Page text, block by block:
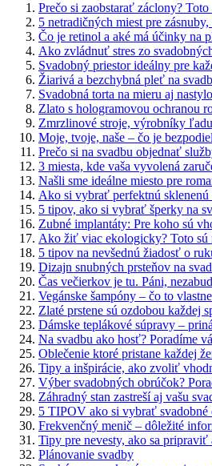
Prečo si zaobstarať záclony?
5 netradičných miest pre
Čo je retinol a aké má účinky na
Ako zvládnuť stres zo
Svadobný priestor ideálny pre
Žiarivá a bezchybná pleť na
Svadobná torta na mieru aj
Zlato s hologramovou ochranou
Zmrzlinové stroje, výrobníky
Moje, tvoje, naše – čo je
Prečo si na svadbu objednať
3 miesta, kde vaša vyvolená
Našli sme ideálne miesto pre
Ako si vybrať perfektnú
5 tipov, ako si vybrať šperky na
Zubné implantáty: Pre koho sú
Ako žiť viac ekologicky? Toto sú
5 tipov na nevšednú žiadosť o
Dizajn snubných prsteňov na
Čas večierkov je tu. Páni,
Vegánske šampóny – čo to
Zlaté prstene sú ozdobou každej
Dámske teplákové súpravy –
Na svadbu ako hosť? Poradíme
Oblečenie ktoré pristane každej
Tipy a inšpirácie, ako zvoliť
Výber svadobných obrúčok?
Záhradný stan zastreší aj vašu
5 TIPOV ako si vybrať svadobné
Frekvenčný menič – dôležité
Tipy pre nevesty, ako sa
Plánovanie svadby